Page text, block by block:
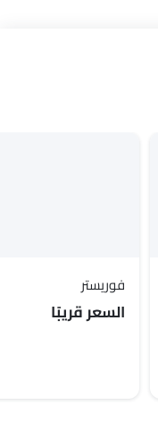
فوريستر
السعر قريبًا